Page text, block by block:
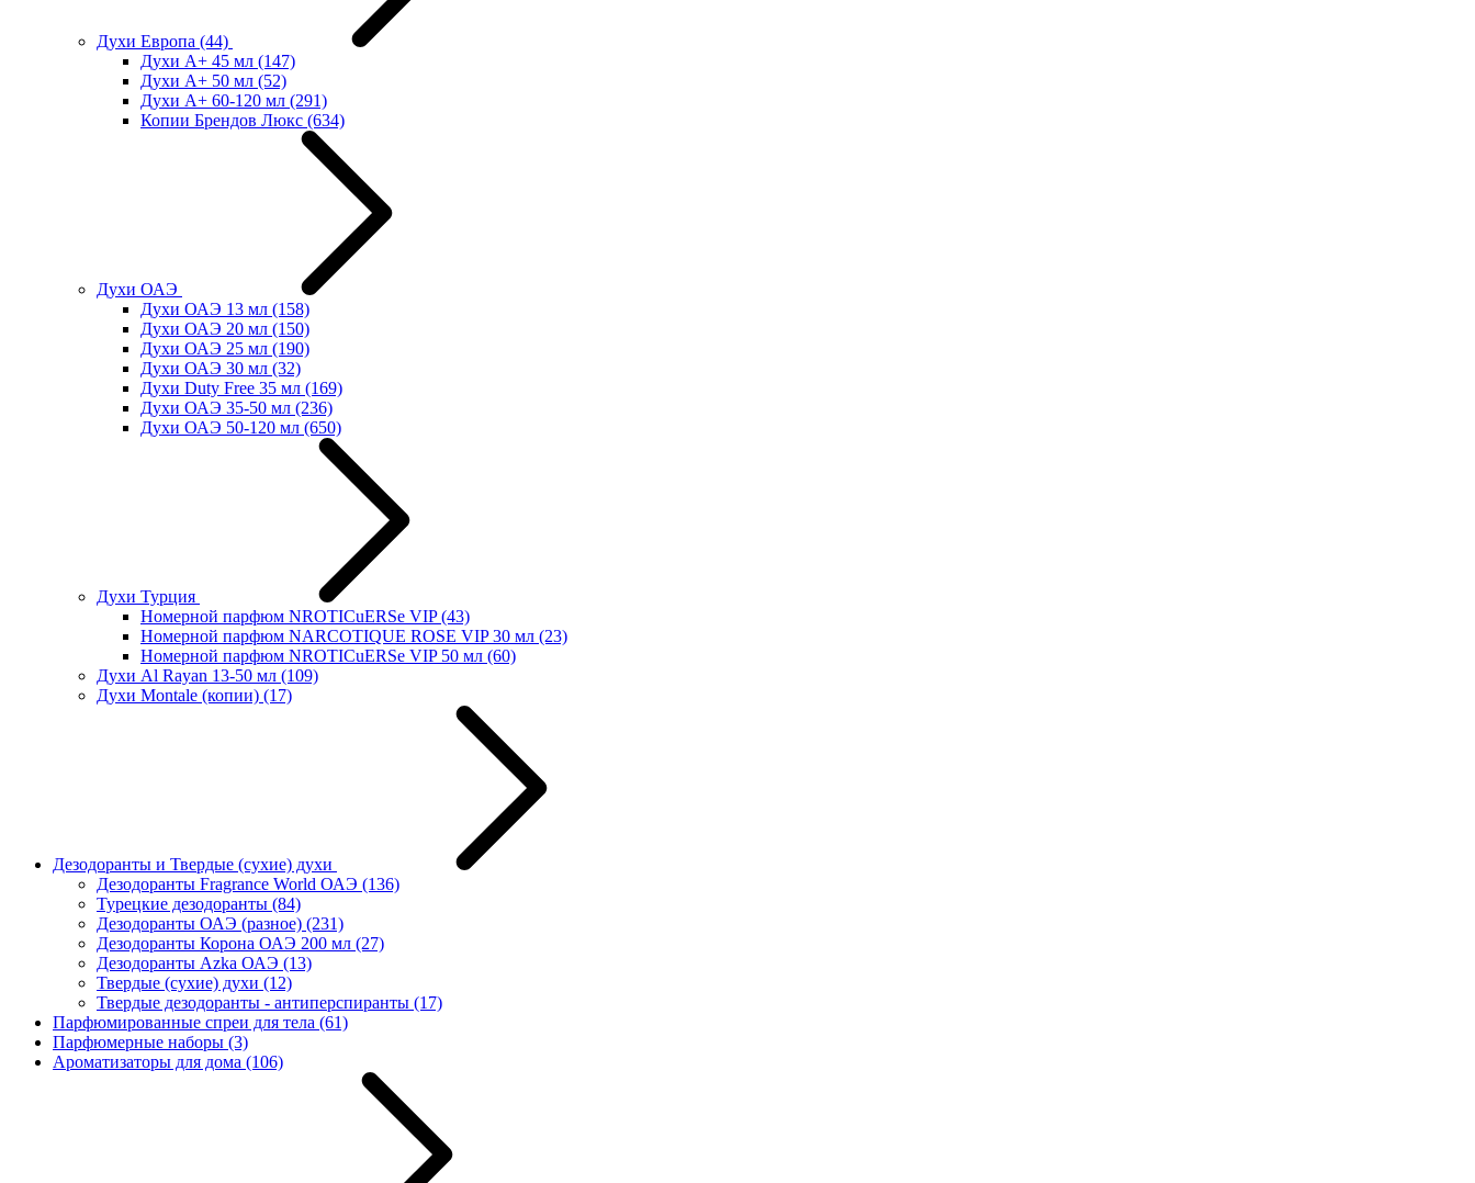
Духи Европа (44)
Духи А+ 45 мл (147)
Духи А+ 50 мл (52)
Духи А+ 60-120 мл (291)
Копии Брендов Люкс (634)
Духи ОАЭ
Духи ОАЭ 13 мл (158)
Духи ОАЭ 20 мл (150)
Духи ОАЭ 25 мл (190)
Духи ОАЭ 30 мл (32)
Духи Duty Free 35 мл (169)
Духи ОАЭ 35-50 мл (236)
Духи ОАЭ 50-120 мл (650)
Духи Турция
Номерной парфюм NROTICuERSe VIP(43)
Номерной парфюм NARCOTIQUE ROSE VIP 30 мл (23)
Номерной парфюм NROTICuERSe VIP 50 мл (60)
Духи Al Rayan 13-50 мл (109)
Духи Montale (копии) (17)
Дезодоранты и Твердые (сухие) духи
Дезодоранты Fragrance World ОАЭ (136)
Турецкие дезодоранты (84)
Дезодоранты ОАЭ (разное) (231)
Дезодоранты Корона ОАЭ 200 мл (27)
Дезодоранты Azka ОАЭ (13)
Твердые (сухие) духи (12)
Твердые дезодоранты - антиперспиранты (17)
Парфюмированные спреи для тела (61)
Парфюмерные наборы (3)
Ароматизаторы для дома (106)